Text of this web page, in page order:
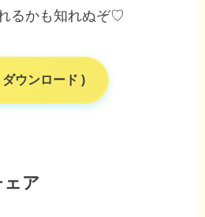
るかも知れぬぞ♡
ウンロード )
ア